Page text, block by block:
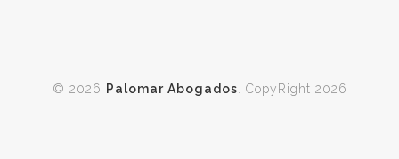
© 2026 Palomar Abogados. CopyRight 2026